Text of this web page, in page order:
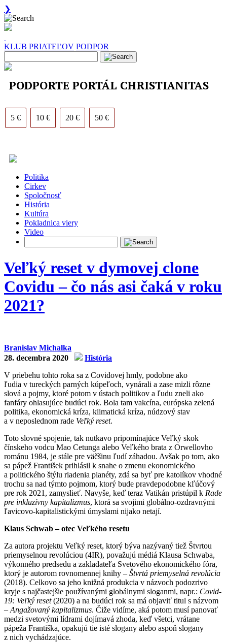
❯
KLUB PRIATEĽOV PODPOR
PODPORTE PORTÁL CHRISTIANITAS
5 € 10 € 20 € 50 €
Politika
Cirkev
Spoločnosť
História
Kultúra
Pokladnica viery
Video
Veľký reset v dymovej clone
Covidu – čo nás asi čaká v roku
2021?
Branislav Michalka
28. decembra 2020
História
V priebehu tohto roka sa z Covidovej hmly, podobne ako
ľudia v tureckých parných kúpeľoch, vynárali a zase mizli rôzne
slová a pojmy, ktoré potom v ústach politikov a ľudu zneli ako
fanfáry ohlasujúce budúci rok. Bola tam vakcína, európska zelená
politika, ekonomická kríza, klimatická kríza, núdzový stav
a v neposlednom rade Veľký reset.
Toto slovné spojenie, tak nutkavo pripomínajúce Veľký skok
čínskeho vodcu Mao Cetunga alebo Veľkého brata z Orwellovho
románu 1984, je stále pre väčšinu ľudí záhadou. Avšak po tom, ako
sa pápež František prihlásil k snahe o zmenu ekonomického
a politického štýlu riadenia planéty, zdá sa byť pre katolíkov vhodné
trochu sa nad týmto pojmom, ktorý bude pravdepodobne kľúčový
pre rok 2021, zamyslieť. Navyše, keď teraz Vatikán pristúpil k Rade
pre inkluzívny kapitalizmus, ktorá sa svojimi globálno-ozdravnými
ľavicovo-kapitalistickými úmyslami nijako netají.
Klaus Schwab – otec Veľkého resetu
Za autora projektu Veľký reset, ktorý býva nazývaný tiež Štvrtou
priemyselnou revolúciou (4IR), považujú médiá Klausa Schwaba,
výkonného predsedu a zakladateľa Svetového ekonomického fóra,
ktorý je autorom rovnomennej knihy – Štvrtá priemyselná revolúcia
(2018). Celkovo sa jeho knižná produkcia v názvoch podozrivo
kryje s najčastejšie používanými globálnymi sloganmi, napr.: Covid-
19: Veľký reset(2020) a na budúci rok sa má objaviť titul s názvom
– Angažovaný kapitalizmus. Čiže vidíme, aká potom musí panovať
medzi svetovými lídrami dojímavá zhoda, keď všetci, vrátane
pápeža Františka, opakujú tie isté slogany alebo aspoň slogany
z nich vychádzajúce.